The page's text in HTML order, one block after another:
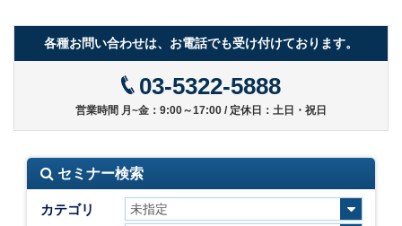
各種お問い合わせは、お電話でも受け付けております。
03-5322-5888
営業時間 月~金：9:00～17:00 / 定休日：土日・祝日
セミナー検索
カテゴリ